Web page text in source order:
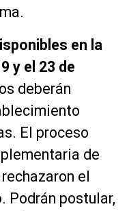
en la
y el 23 de
deberán
El proceso
de
el
Podrán postular,